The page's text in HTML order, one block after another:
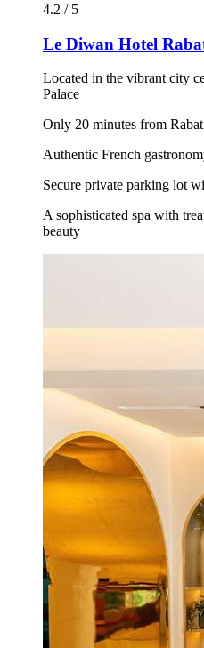
4.2 / 5
Le Diwan Hotel
Located in the vibrant city
Palace
Only 20 minutes from
Authentic French
Secure private parking lot
A sophisticated spa with
beauty